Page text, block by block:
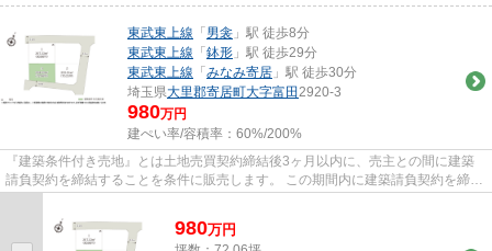
東武東上線 「男衾 」駅 徒歩8分
東武東上線 「鉢形 」駅 徒歩29分
東武東上線 「みなみ寄居 」駅 徒歩30分
埼玉県大里郡寄居町大字富田 2920-3
980万円
建ぺい率/容積率： 60%/200%
『建築条件付き売地』とは土地売買契約締結後3ヶ月以内に、売主との間に建築
請負契約を締結することを条件に販売します。 この期間内に建築請負契約を締結
されなかった場合は、土地売...
980万円